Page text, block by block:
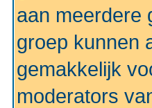
aan meerdere
groep kunnen
gemakkelijk
moderators